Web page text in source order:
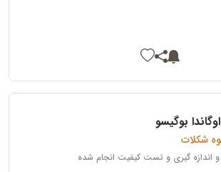
بوگیسو
شکلات
و اندازه گیری و تست کیفیت انجام شده